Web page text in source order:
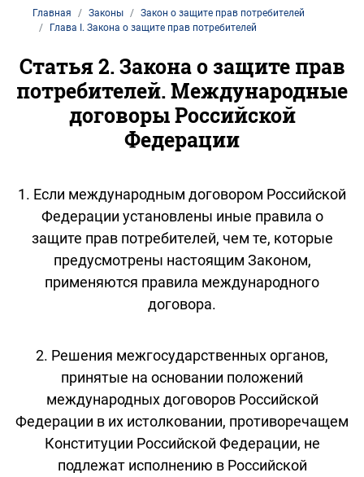
Главная Законы
Закон о защите прав потребителей
Глава I. Закона о защите прав потребителей
Статья 2. Закона о защите прав
потребителей. Международные
договоры Российской
Федерации
1. Если международным договором Российской
Федерации установлены иные правила о
защите прав потребителей, чем те, которые
предусмотрены настоящим Законом,
применяются правила международного
договора.
2. Решения межгосударственных органов,
принятые на основании положений
международных договоров Российской
Федерации в их истолковании, противоречащем
Конституции Российской Федерации, не
подлежат исполнению в Российской